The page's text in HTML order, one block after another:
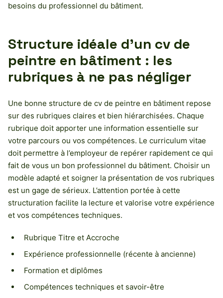
besoins du professionnel du bâtiment.
Structure idéale d’un cv de
peintre en bâtiment : les
rubriques à ne pas négliger
Une bonne structure de cv de peintre en bâtiment repose
sur des rubriques claires et bien hiérarchisées. Chaque
rubrique doit apporter une information essentielle sur
votre parcours ou vos compétences. Le curriculum vitae
doit permettre à l’employeur de repérer rapidement ce qui
fait de vous un bon professionnel du bâtiment. Choisir un
modèle adapté et soigner la présentation de vos rubriques
est un gage de sérieux. L’attention portée à cette
structuration facilite la lecture et valorise votre expérience
et vos compétences techniques.
Rubrique Titre et Accroche
Expérience professionnelle (récente à ancienne)
Formation et diplômes
Compétences techniques et savoir-être